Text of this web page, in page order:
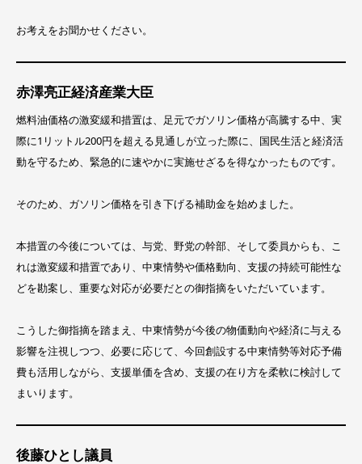
お考えをお聞かせください。
赤澤亮正経済産業大臣
燃料油価格の激変緩和措置は、足元でガソリン価格が高騰する中、実
際に1リットル200円を超える見通しが立った際に、国民生活と経済活
動を守るため、緊急的に速やかに実施せざるを得なかったものです。
そのため、ガソリン価格を引き下げる補助金を始めました。
本措置の今後については、与党、野党の幹部、そして委員からも、こ
れは激変緩和措置であり、中東情勢や価格動向、支援の持続可能性な
どを勘案し、重要な対応が必要だとの御指摘をいただいています。
こうした御指摘を踏まえ、中東情勢が今後の物価動向や経済に与える
影響を注視しつつ、必要に応じて、今回創設する中東情勢等対応予備
費も活用しながら、支援単価を含め、支援の在り方を柔軟に検討して
まいります。
後藤ひとし議員